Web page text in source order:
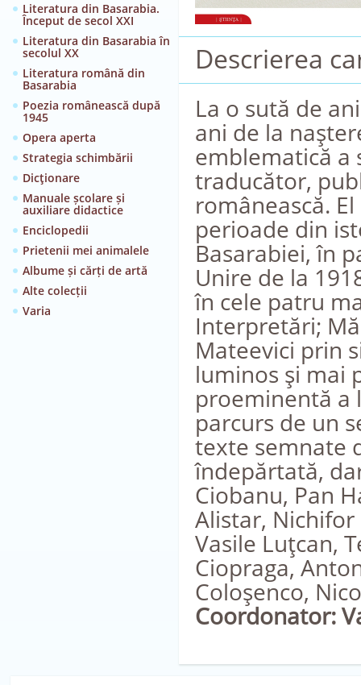
Literatura din Basarabia.
Început de secol XXI
Literatura din Basarabia în
secolul XX
Literatura română din
Basarabia
Poezia românească după
1945
Opera aperta
Strategia schimbării
Dicţionare
Manuale școlare și
auxiliare didactice
Enciclopedii
Prietenii mei animalele
Albume și cărți de artă
Alte colecții
Varia
Descrierea
La o sută de
ani de la
emblematică a
traducător,
românească.
perioade din
Basarabiei, în
Unire de la
în cele patru
Interpretări;
Mateevici prin
luminos şi mai
proeminentă a
parcurs de un
texte semnate
îndepărtată,
Ciobanu, Pan
Alistar, Nichifor
Vasile Luţcan,
Ciopraga,
Coloşenco,
Coordonator: